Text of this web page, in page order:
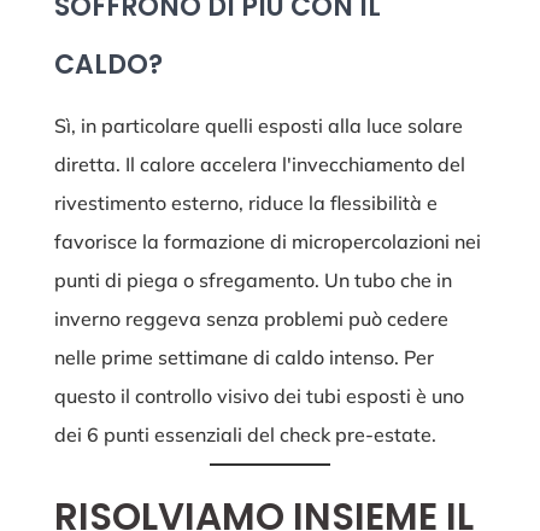
CALDO?
Sì, in particolare quelli esposti alla luce solare
diretta. Il calore accelera l'invecchiamento del
rivestimento esterno, riduce la flessibilità e
favorisce la formazione di micropercolazioni nei
punti di piega o sfregamento. Un tubo che in
inverno reggeva senza problemi può cedere
nelle prime settimane di caldo intenso. Per
questo il controllo visivo dei tubi esposti è uno
dei 6 punti essenziali del check pre-estate.
RISOLVIAMO INSIEME IL